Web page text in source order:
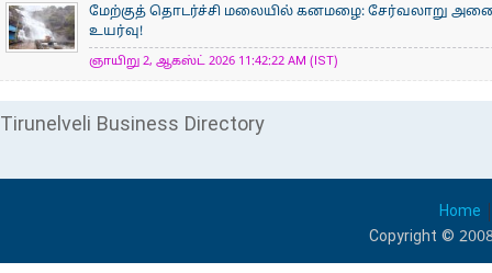
மேற்குத் தொடர்ச்சி மலையில் கனமழை: சேர்வலாறு அணை
உயர்வு!
ஞாயிறு 2, ஆகஸ்ட் 2026 11:42:22 AM (IST)
Tirunelveli Business Directory
Home
Copyright ©